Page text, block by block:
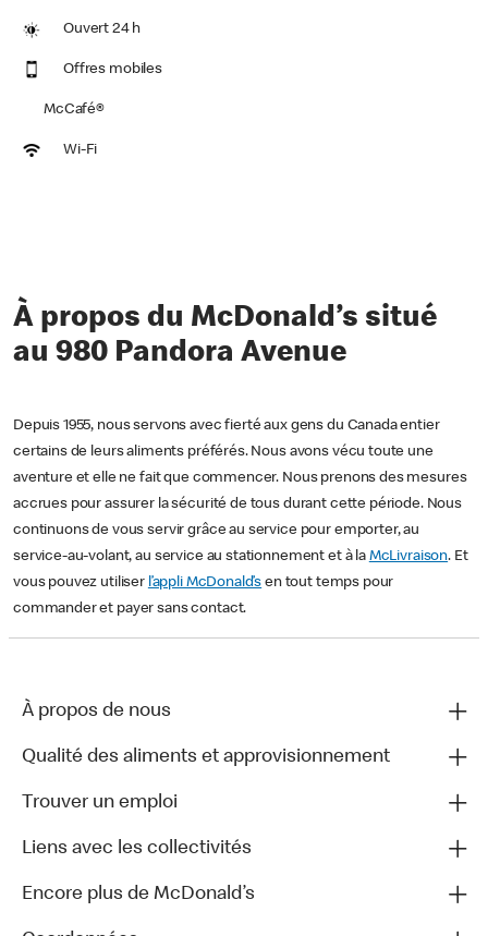
Ouvert 24 h
Offres mobiles
McCafé®
Wi-Fi
À propos du McDonald’s situé
au 980 Pandora Avenue
Depuis 1955, nous servons avec fierté aux gens du Canada entier
certains de leurs aliments préférés. Nous avons vécu toute une
aventure et elle ne fait que commencer. Nous prenons des mesures
accrues pour assurer la sécurité de tous durant cette période. Nous
continuons de vous servir grâce au service pour emporter, au
service-au-volant, au service au stationnement et à la McLivraison. Et
vous pouvez utiliser l’appli McDonald’s en tout temps pour
commander et payer sans contact.
À propos de nous
Qualité des aliments et approvisionnement
Trouver un emploi
Liens avec les collectivités
Encore plus de McDonald’s